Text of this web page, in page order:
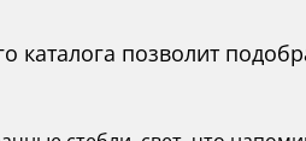
каталога позволит